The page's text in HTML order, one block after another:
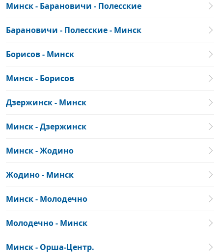
Минск - Барановичи - Полесские
Барановичи - Полесские - Минск
Борисов - Минск
Минск - Борисов
Дзержинск - Минск
Минск - Дзержинск
Минск - Жодино
Жодино - Минск
Минск - Молодечно
Молодечно - Минск
Минск - Орша-Центр.